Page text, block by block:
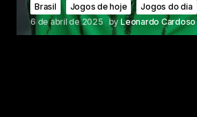
Brasil Jogos de hoje Jogos do dia
6 de abril de 2025 by Leonardo Cardoso